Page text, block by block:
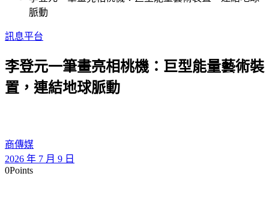
脈動
訊息平台
李登元一筆畫亮相桃機：巨型能量藝術裝
置，連結地球脈動
商傳媒
2026 年 7 月 9 日
0Points